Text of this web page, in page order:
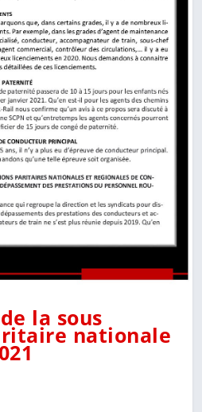
la sous
nationale